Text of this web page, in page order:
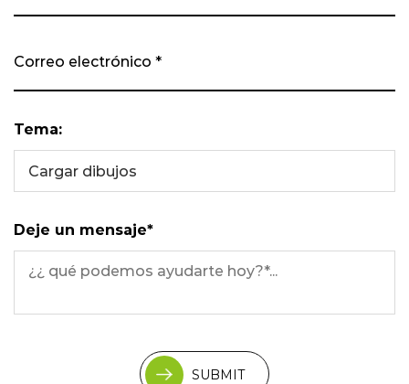
Tema:
Cargar dibujos
Deje un mensaje*
SUBMIT